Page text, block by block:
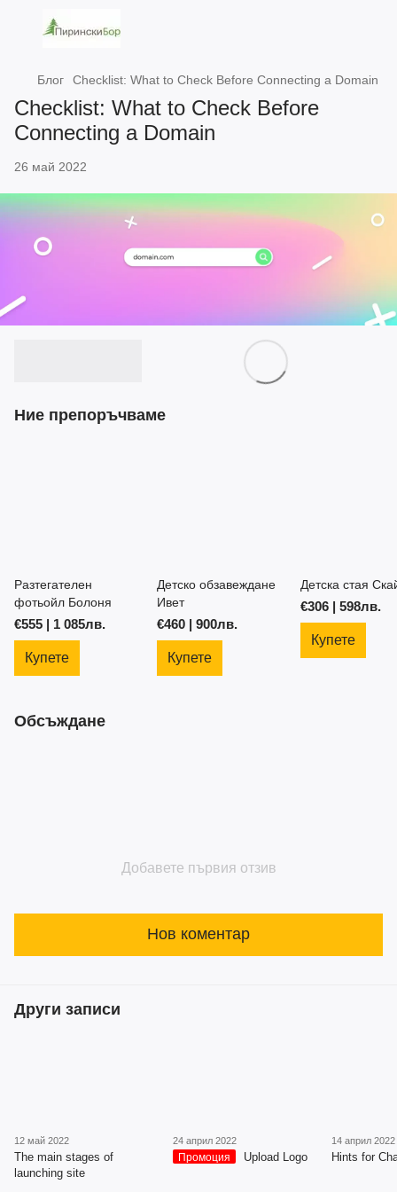
Блог Checklist: What to Check Before Connecting a Domain
Checklist: What to Check Before
Connecting a Domain
26 май 2022
Ние препоръчваме
Разтегателен
фотьойл Болоня
€555 | 1 085лв.
Купете
Детско обзавеждане
Ивет
€460 | 900лв.
Купете
Детска стая
€306 | 598лв.
Купете
Обсъждане
Добавете първия отзив
Нов коментар
Други записи
12 май 2022
The main stages of
launching site
24 април 2022
Промоция Upload Logo
14 април 2022
Hints for